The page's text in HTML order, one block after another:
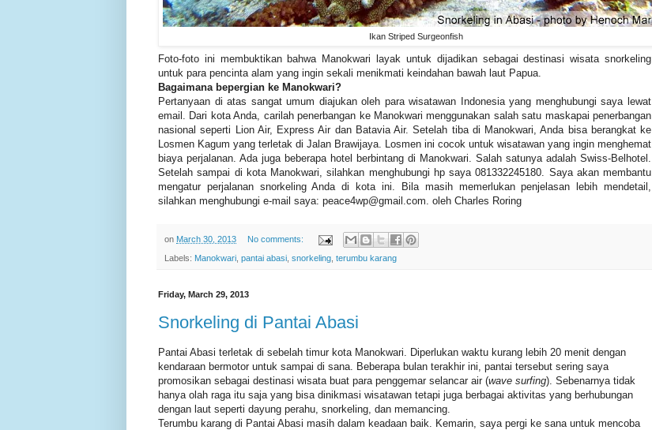
Ikan Striped Surgeonfish
Foto-foto ini membuktikan bahwa Manokwari layak untuk dijadikan sebagai destinasi wisata snorkeling
untuk para pencinta alam yang ingin sekali menikmati keindahan bawah laut Papua.
Bagaimana bepergian ke Manokwari?
Pertanyaan di atas sangat umum diajukan oleh para wisatawan Indonesia yang menghubungi saya lewat
email. Dari kota Anda, carilah penerbangan ke Manokwari menggunakan salah satu maskapai penerbangan
nasional seperti Lion Air, Express Air dan Batavia Air. Setelah tiba di Manokwari, Anda bisa berangkat ke
Losmen Kagum yang terletak di Jalan Brawijaya. Losmen ini cocok untuk wisatawan yang ingin menghemat
biaya perjalanan. Ada juga beberapa hotel berbintang di Manokwari. Salah satunya adalah Swiss-Belhotel.
Setelah sampai di kota Manokwari, silahkan menghubungi hp saya 081332245180. Saya akan membantu
mengatur perjalanan snorkeling Anda di kota ini. Bila masih memerlukan penjelasan lebih mendetail,
silahkan menghubungi e-mail saya: peace4wp@gmail.com. oleh Charles Roring
on March 30, 2013 No comments:
Labels: Manokwari pantai abasi snorkeling terumbu karang
Friday, March 29, 2013
Snorkeling di Pantai Abasi
Pantai Abasi terletak di sebelah timur kota Manokwari. Diperlukan waktu kurang lebih 20 menit dengan
kendaraan bermotor untuk sampai di sana. Beberapa bulan terakhir ini, pantai tersebut sering saya
promosikan sebagai destinasi wisata buat para penggemar selancar air (wave surfing). Sebenarnya tidak
hanya olah raga itu saja yang bisa dinikmasi wisatawan tetapi juga berbagai aktivitas yang berhubungan
dengan laut seperti dayung perahu, snorkeling, dan memancing.
Terumbu karang di Pantai Abasi masih dalam keadaan baik. Kemarin, saya pergi ke sana untuk mencoba